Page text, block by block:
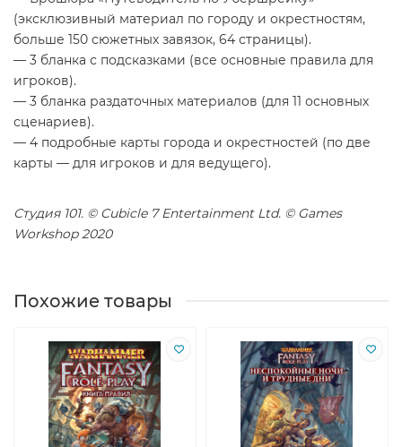
(эксклюзивный материал по городу и окрестностям,
больше 150 сюжетных завязок, 64 страницы).
— 3 бланка с подсказками (все основные правила для
игроков).
— 3 бланка раздаточных материалов (для 11 основных
сценариев).
— 4 подробные карты города и окрестностей (по две
карты — для игроков и для ведущего).
Студия 101. © Cubicle 7 Entertainment Ltd. © Games
Workshop 2020
Похожие товары